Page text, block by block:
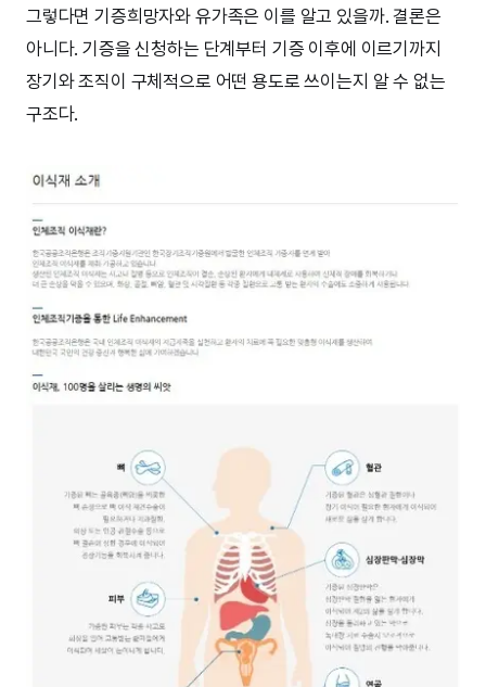
그렇다면 기증희망자와 유가족은 이를 알고 있을까. 결론은
아니다. 기증을 신청하는 단계부터 기증 이후에 이르기까지
장기와 조직이 구체적으로 어떤 용도로 쓰이는지 알 수 없는
구조다.